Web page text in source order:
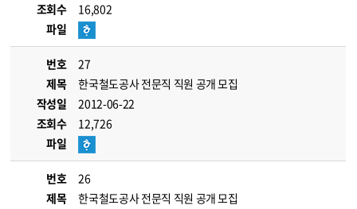
조회수
16,802
파일
번호
27
제목
한국철도공사 전문직 직원 공개 모집
작성일
2012-06-22
조회수
12,726
파일
번호
26
제목
한국철도공사 전문직 직원 공개 모집